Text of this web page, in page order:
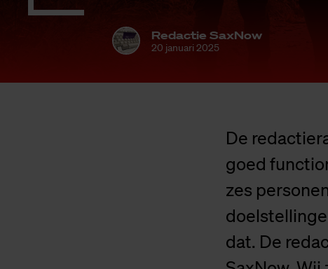
Redactie SaxNow
20 januari 2025
De
goed
zes
dat. De